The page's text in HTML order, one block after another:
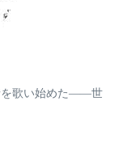
を歌い始めた――世